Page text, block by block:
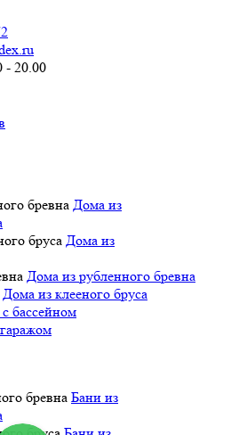
- 20.00
Дома из
Дома из
Дома из рубленного бревна
Дома из клееного бруса
бассейном
Бани из